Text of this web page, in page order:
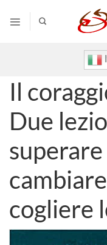
contenuti
Il
Due
cogliere